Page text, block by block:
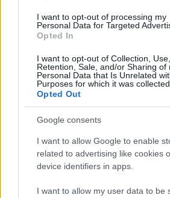
I want to opt-out of processing my
Personal Data for Targeted
Opted In
I want to opt-out of Collection, Use,
Retention, Sale, and/or Sharing of
Personal Data that Is Unrelated
Purposes for which it was collected.
Opted Out
Google consents
I want to allow Google to enable
related to advertising like cookies
device identifiers in apps.
I want to allow my user data to be
Lo stand “censurato” è
schiaffo dei lettori agli
Alessandro Bonelli
5 Dicembre 2025, 15:14